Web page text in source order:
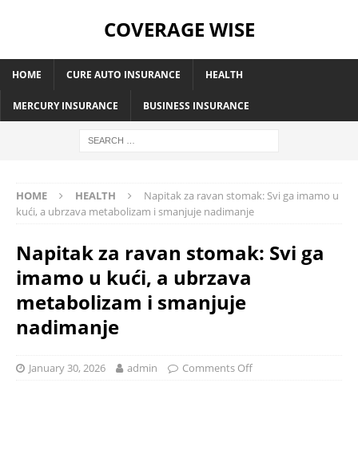
COVERAGE WISE
HOME CURE AUTO INSURANCE HEALTH
MERCURY INSURANCE BUSINESS INSURANCE
HOME HEALTH
Napitak za ravan stomak: Svi ga imamo u
kući, a ubrzava metabolizam i smanjuje nadimanje
Napitak za ravan stomak: Svi ga
imamo u kući, a ubrzava
metabolizam i smanjuje
nadimanje
January 30, 2026 admin Comments Off